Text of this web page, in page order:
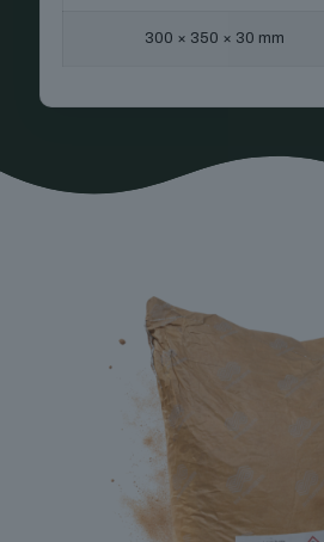
300 × 350 × 30 mm